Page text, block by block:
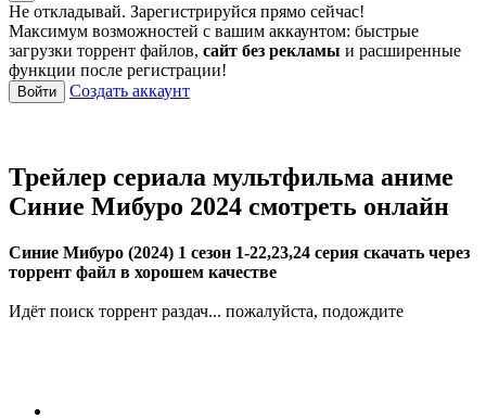
Не откладывай. Зарегистрируйся прямо сейчас!
Максимум возможностей с вашим аккаунтом: быстрые
загрузки торрент файлов, сайт без рекламы и расширенные
функции после регистрации!
Войти Создать аккаунт
Трейлер сериала мультфильма аниме
Синие Мибуро 2024 смотреть онлайн
Синие Мибуро (2024) 1 сезон 1-22,23,24 серия скачать через
торрент файл в хорошем качестве
Идёт поиск торрент раздач... пожалуйста, подождите